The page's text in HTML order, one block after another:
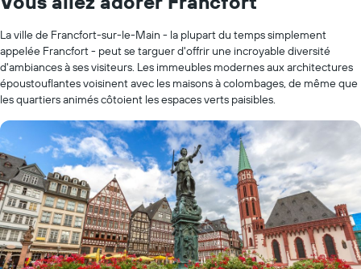
La ville de Francfort-sur-le-Main - la plupart du temps simplement
appelée Francfort - peut se targuer d'offrir une incroyable diversité
d'ambiances à ses visiteurs. Les immeubles modernes aux architectures
époustouflantes voisinent avec les maisons à colombages, de même que
les quartiers animés côtoient les espaces verts paisibles.